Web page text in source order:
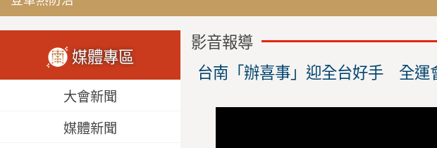
媒體專區
大會新聞
媒體新聞
影音報導
台南「辦喜事」迎全台好手 全運